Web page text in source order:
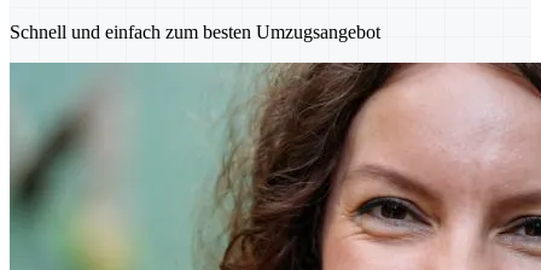
Schnell und einfach zum besten Umzugsangebot